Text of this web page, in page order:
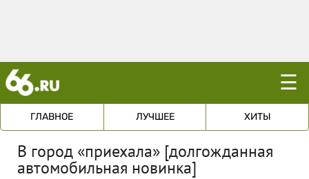
☰
ГЛАВНОЕ ЛУЧШЕЕ ХИТЫ
В город «приехала» [долгожданная
автомобильная новинка]